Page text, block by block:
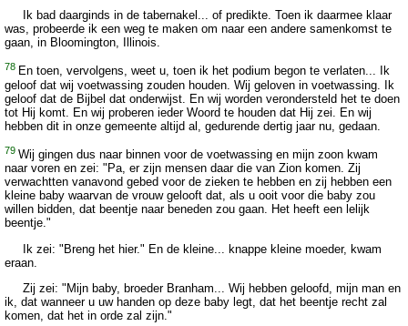
Ik bad daarginds in de tabernakel... of predikte. Toen ik daarmee klaar
was, probeerde ik een weg te maken om naar een andere samenkomst te
gaan, in Bloomington, Illinois.
78 En toen, vervolgens, weet u, toen ik het podium begon te verlaten... Ik
geloof dat wij voetwassing zouden houden. Wij geloven in voetwassing. Ik
geloof dat de Bijbel dat onderwijst. En wij worden verondersteld het te doen
tot Hij komt. En wij proberen ieder Woord te houden dat Hij zei. En wij
hebben dit in onze gemeente altijd al, gedurende dertig jaar nu, gedaan.
79 Wij gingen dus naar binnen voor de voetwassing en mijn zoon kwam
naar voren en zei: "Pa, er zijn mensen daar die van Zion komen. Zij
verwachtten vanavond gebed voor de zieken te hebben en zij hebben een
kleine baby waarvan de vrouw gelooft dat, als u ooit voor die baby zou
willen bidden, dat beentje naar beneden zou gaan. Het heeft een lelijk
beentje."
Ik zei: "Breng het hier." En de kleine... knappe kleine moeder, kwam
eraan.
Zij zei: "Mijn baby, broeder Branham... Wij hebben geloofd, mijn man en
ik, dat wanneer u uw handen op deze baby legt, dat het beentje recht zal
komen, dat het in orde zal zijn."